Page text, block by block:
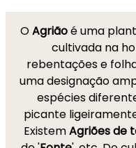
OAgriãoé uma
cultivada na
rebentações e
uma designação
espécies
picante
ExistemAgriões de